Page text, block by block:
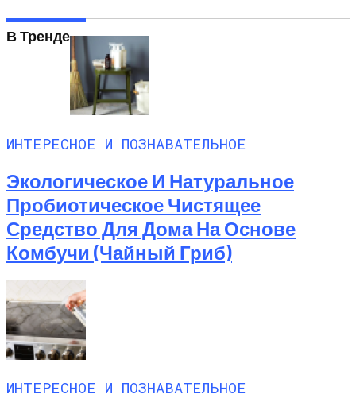
В Тренде
ИНТЕРЕСНОЕ И ПОЗНАВАТЕЛЬНОЕ
Экологическое И Натуральное
Пробиотическое Чистящее
Средство Для Дома На Основе
Комбучи (чайный Гриб)
ИНТЕРЕСНОЕ И ПОЗНАВАТЕЛЬНОЕ